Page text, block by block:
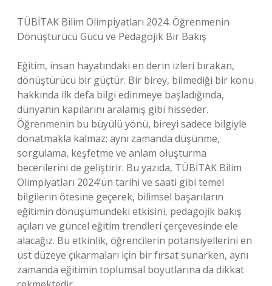
TÜBİTAK Bilim Olimpiyatları 2024: Öğrenmenin
Dönüştürücü Gücü ve Pedagojik Bir Bakış
Eğitim, insan hayatındaki en derin izleri bırakan,
dönüştürücü bir güçtür. Bir birey, bilmediği bir konu
hakkında ilk defa bilgi edinmeye başladığında,
dünyanın kapılarını aralamış gibi hisseder.
Öğrenmenin bu büyülü yönü, bireyi sadece bilgiyle
donatmakla kalmaz; aynı zamanda düşünme,
sorgulama, keşfetme ve anlam oluşturma
becerilerini de geliştirir. Bu yazıda, TÜBİTAK Bilim
Olimpiyatları 2024’ün tarihi ve saati gibi temel
bilgilerin ötesine geçerek, bilimsel başarıların
eğitimin dönüşümündeki etkisini, pedagojik bakış
açıları ve güncel eğitim trendleri çerçevesinde ele
alacağız. Bu etkinlik, öğrencilerin potansiyellerini en
üst düzeye çıkarmaları için bir fırsat sunarken, aynı
zamanda eğitimin toplumsal boyutlarına da dikkat